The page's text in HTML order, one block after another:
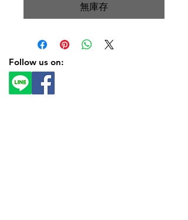
無庫存
Follow us on: